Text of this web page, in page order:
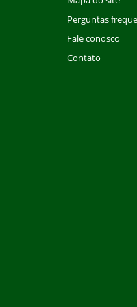
Perguntas
Fale conosco
Contato